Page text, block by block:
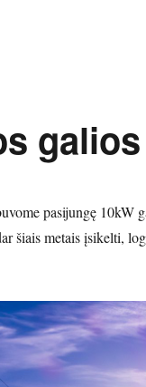
pasijungę 10kW
šiais metais įsikelti,